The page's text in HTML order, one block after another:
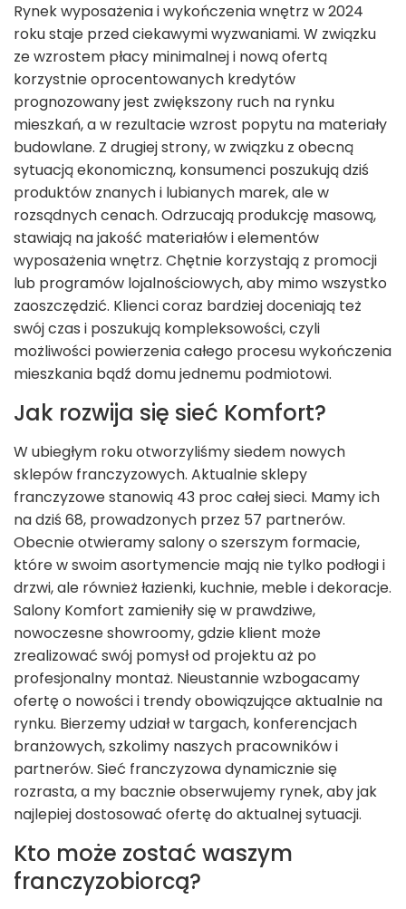
Rynek wyposażenia i wykończenia wnętrz w 2024
roku staje przed ciekawymi wyzwaniami. W związku
ze wzrostem płacy minimalnej i nową ofertą
korzystnie oprocentowanych kredytów
prognozowany jest zwiększony ruch na rynku
mieszkań, a w rezultacie wzrost popytu na materiały
budowlane. Z drugiej strony, w związku z obecną
sytuacją ekonomiczną, konsumenci poszukują dziś
produktów znanych i lubianych marek, ale w
rozsądnych cenach. Odrzucają produkcję masową,
stawiają na jakość materiałów i elementów
wyposażenia wnętrz. Chętnie korzystają z promocji
lub programów lojalnościowych, aby mimo wszystko
zaoszczędzić. Klienci coraz bardziej doceniają też
swój czas i poszukują kompleksowości, czyli
możliwości powierzenia całego procesu wykończenia
mieszkania bądź domu jednemu podmiotowi.
Jak rozwija się sieć Komfort?
W ubiegłym roku otworzyliśmy siedem nowych
sklepów franczyzowych. Aktualnie sklepy
franczyzowe stanowią 43 proc całej sieci. Mamy ich
na dziś 68, prowadzonych przez 57 partnerów.
Obecnie otwieramy salony o szerszym formacie,
które w swoim asortymencie mają nie tylko podłogi i
drzwi, ale również łazienki, kuchnie, meble i dekoracje.
Salony Komfort zamieniły się w prawdziwe,
nowoczesne showroomy, gdzie klient może
zrealizować swój pomysł od projektu aż po
profesjonalny montaż. Nieustannie wzbogacamy
ofertę o nowości i trendy obowiązujące aktualnie na
rynku. Bierzemy udział w targach, konferencjach
branżowych, szkolimy naszych pracowników i
partnerów. Sieć franczyzowa dynamicznie się
rozrasta, a my bacznie obserwujemy rynek, aby jak
najlepiej dostosować ofertę do aktualnej sytuacji.
Kto może zostać waszym
franczyzobiorcą?